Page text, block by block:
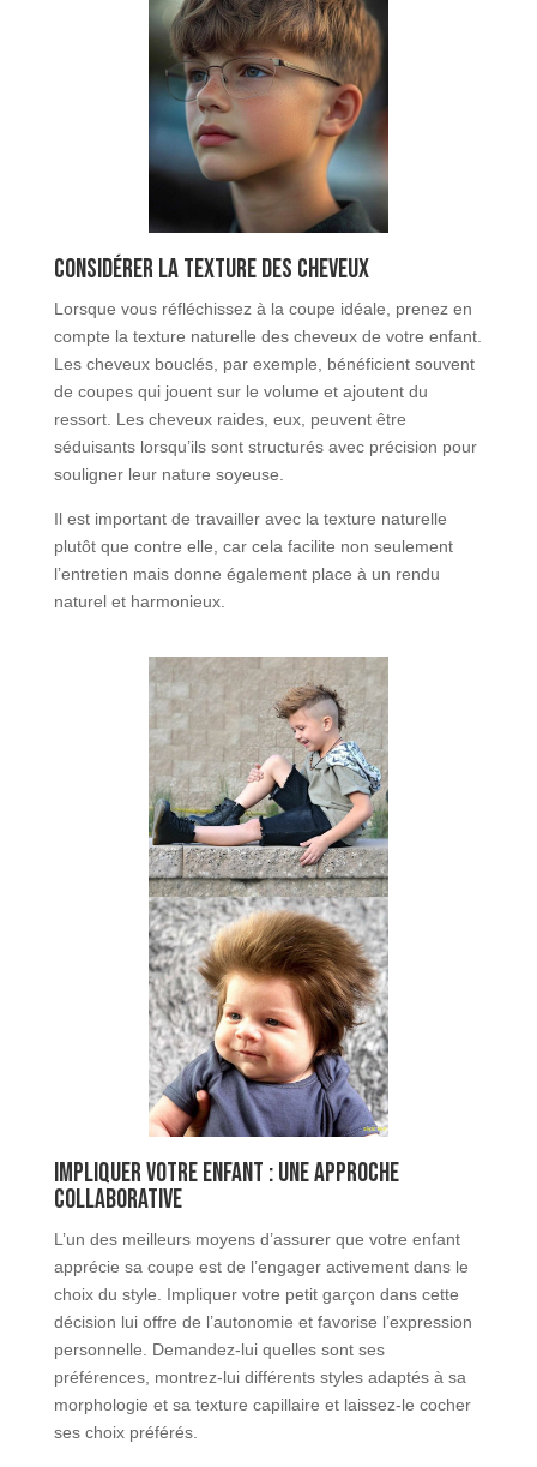
Considérer la texture des cheveux
Lorsque vous réfléchissez à la coupe idéale, prenez en
compte la texture naturelle des cheveux de votre enfant.
Les cheveux bouclés, par exemple, bénéficient souvent
de coupes qui jouent sur le volume et ajoutent du
ressort. Les cheveux raides, eux, peuvent être
séduisants lorsqu’ils sont structurés avec précision pour
souligner leur nature soyeuse.
Il est important de travailler avec la texture naturelle
plutôt que contre elle, car cela facilite non seulement
l’entretien mais donne également place à un rendu
naturel et harmonieux.
Impliquer votre enfant : une approche
collaborative
L’un des meilleurs moyens d’assurer que votre enfant
apprécie sa coupe est de l’engager activement dans le
choix du style. Impliquer votre petit garçon dans cette
décision lui offre de l’autonomie et favorise l’expression
personnelle. Demandez-lui quelles sont ses
préférences, montrez-lui différents styles adaptés à sa
morphologie et sa texture capillaire et laissez-le cocher
ses choix préférés.